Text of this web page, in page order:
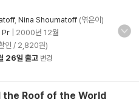
, Nina Shoumatoff (엮은이)
Pr
2000년 12월
인 / 2,820원)
26일 출고 변경
the Roof of the World